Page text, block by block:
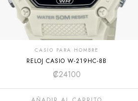
CASIO PARA HOMBRE
RELOJ CASIO W-219HC-8B
₡24100